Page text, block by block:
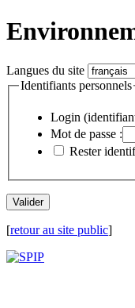
Langues du site
Identifiants personnels
Login
Mot de passe :
Rester
[retour au site public]